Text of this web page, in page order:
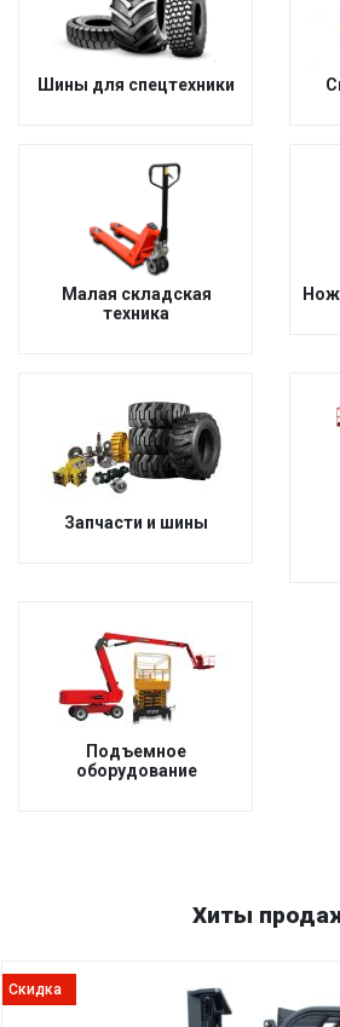
Шины для спецтехники
Малая складская
техника
Запчасти и шины
Подъемное
оборудование
Хиты
Скидка